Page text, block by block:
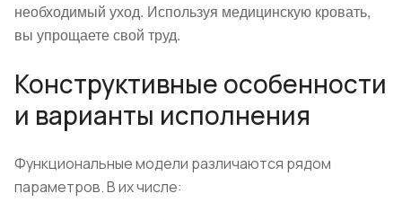
необходимый уход. Используя медицинскую кровать,
вы упрощаете свой труд.
Конструктивные особенности
и варианты исполнения
Функциональные модели различаются рядом
параметров. В их числе: